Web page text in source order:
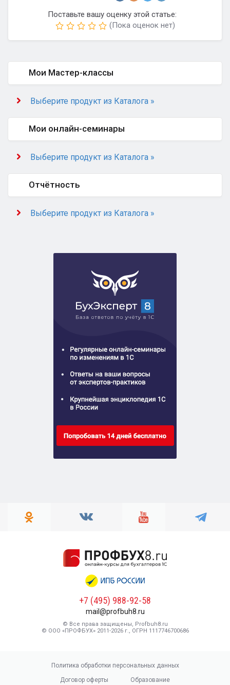
Поставьте вашу оценку этой статье:
(Пока оценок нет)
Мои Мастер-классы
Выберите продукт из Каталога »
Мои онлайн-семинары
Выберите продукт из Каталога »
Отчётность
Выберите продукт из Каталога »
+7 (495) 988-92-58
mail@profbuh8.ru
© Все права защищены, Profbuh8.ru
© ООО «ПРОФБУХ» 2011-2026 г., ОГРН 1117746700686
Политика обработки персональных данных
Договор оферты
Образование